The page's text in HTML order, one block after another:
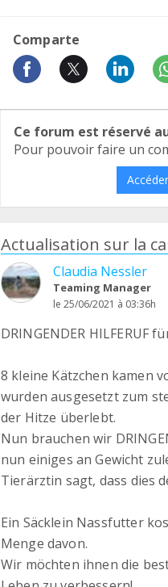
Comparte
Ce forum est réservé
Pour pouvoir faire un
Accéder
Actualisation sur la
Claudia Nessler
Teaming Manager
le 25/06/2021 à 03:36h
DRINGENDER HILFERUF
8 kleine Kätzchen kamen
wurden ausgesetzt zum
der Hitze überlebt.
Nun brauchen wir
nun einiges an Gewicht
Tierärztin sagt, dass dies
Ein Säcklein Nassfutter
Menge davon.
Wir möchten ihnen die